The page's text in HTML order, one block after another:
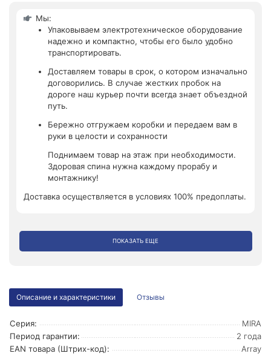
Мы:
Упаковываем электротехническое оборудование
надежно и компактно, чтобы его было удобно
транспортировать.
Доставляем товары в срок, о котором изначально
договорились. В случае жестких пробок на
дороге наш курьер почти всегда знает объездной
путь.
Бережно отгружаем коробки и передаем вам в
руки в целости и сохранности
Поднимаем товар на этаж при необходимости.
Здоровая спина нужна каждому прорабу и
монтажнику!
Доставка осуществляется в условиях 100% предоплаты.
ПОКАЗАТЬ ЕЩЕ
Описание и характеристики Отзывы
Серия:
MIRA
Период гарантии:
2 года
EAN товара (Штрих-код):
Array